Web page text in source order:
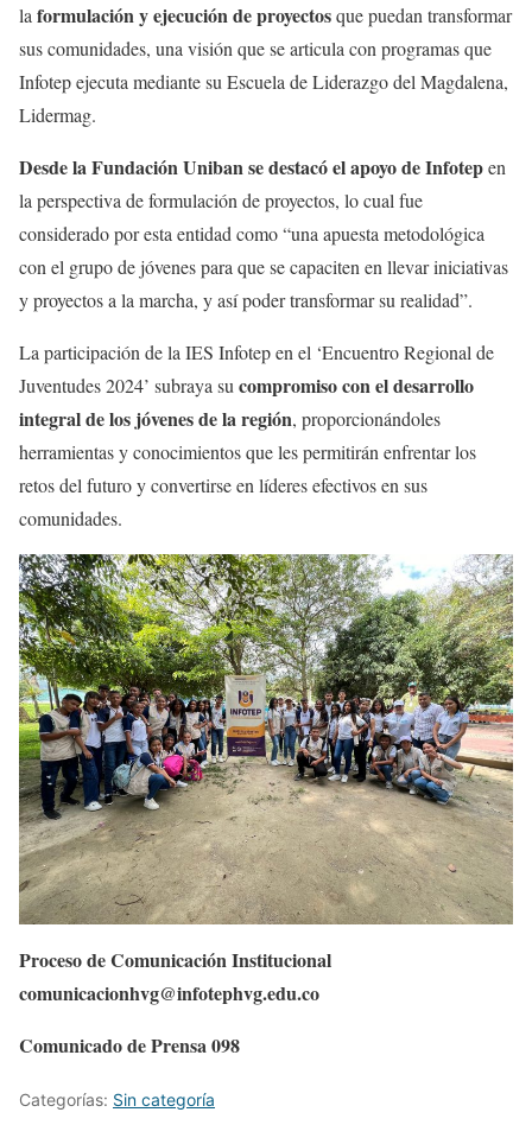
la formulación y ejecución de proyectosque puedan transformar
sus comunidades, una visión que se articula con programas que
Infotep ejecuta mediante su Escuela de Liderazgo del Magdalena,
Lidermag.
Desde la Fundación Uniban se destacó el apoyo de Infotepen
la perspectiva de formulación de proyectos, lo cual fue
considerado por esta entidad como “una apuesta metodológica
con el grupo de jóvenes para que se capaciten en llevar iniciativas
y proyectos a la marcha, y así poder transformar su realidad”.
La participación de la IES Infotep en el ‘Encuentro Regional de
Juventudes 2024’ subraya su compromiso con el desarrollo
integral de los jóvenes de la región, proporcionándoles
herramientas y conocimientos que les permitirán enfrentar los
retos del futuro y convertirse en líderes efectivos en sus
comunidades.
Proceso de Comunicación Institucional
comunicacionhvg@infotephvg.edu.co
Comunicado de Prensa 098
Categorías: Sin categoría